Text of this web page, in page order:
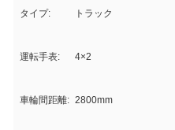
タイプ: トラック
運転手表: 4×2
車輪間距離: 2800mm